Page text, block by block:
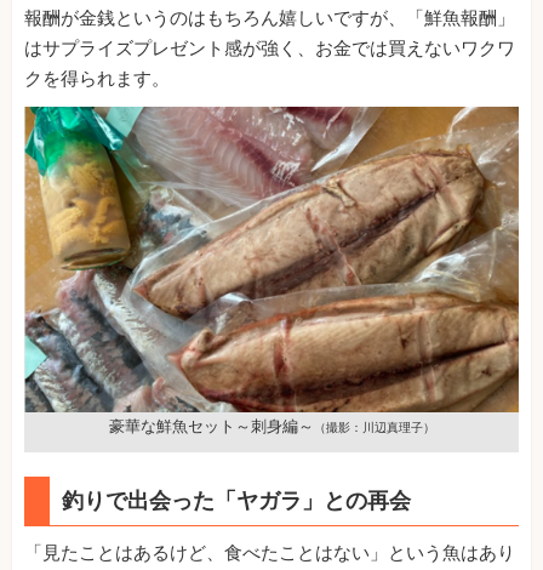
報酬が金銭というのはもちろん嬉しいですが、「鮮魚報酬」
はサプライズプレゼント感が強く、お金では買えないワクワ
クを得られます。
豪華な鮮魚セット～刺身編～ （撮影：川辺真理子）
釣りで出会った「ヤガラ」との再会
「見たことはあるけど、食べたことはない」という魚はあり